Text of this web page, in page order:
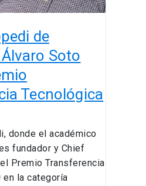
de
Soto
Tecnológica
donde el académico
fundador y Chief
Premio Transferencia
en la categoría